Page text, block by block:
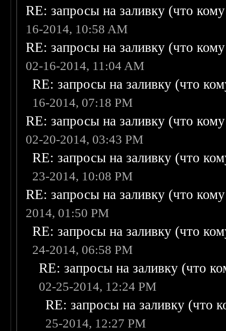
RE: запросы на заливку (что
16-2014, 10:58 AM
RE: запросы на заливку (что
02-16-2014, 11:04 AM
RE: запросы на заливку (что
16-2014, 07:18 PM
RE: запросы на заливку (что
02-20-2014, 03:43 PM
RE: запросы на заливку (что
23-2014, 10:08 PM
RE: запросы на заливку (что
2014, 01:50 PM
RE: запросы на заливку (что
24-2014, 06:58 PM
RE: запросы на заливку (что
02-25-2014, 12:24 PM
RE: запросы на заливку (что
25-2014, 12:27 PM